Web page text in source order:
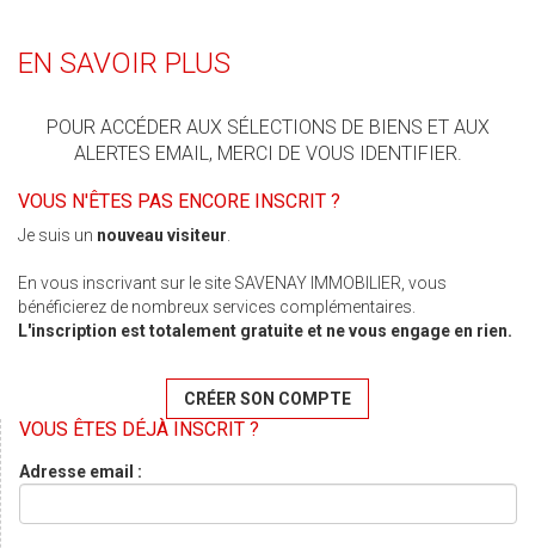
EN SAVOIR PLUS
POUR ACCÉDER AUX SÉLECTIONS DE BIENS ET AUX
ALERTES EMAIL, MERCI DE VOUS IDENTIFIER.
VOUS N'ÊTES PAS ENCORE INSCRIT ?
Je suis un nouveau visiteur.
En vous inscrivant sur le site SAVENAY IMMOBILIER, vous
bénéficierez de nombreux services complémentaires.
L'inscription est totalement gratuite et ne vous engage en rien.
CRÉER SON COMPTE
VOUS ÊTES DÉJÀ INSCRIT ?
Adresse email :